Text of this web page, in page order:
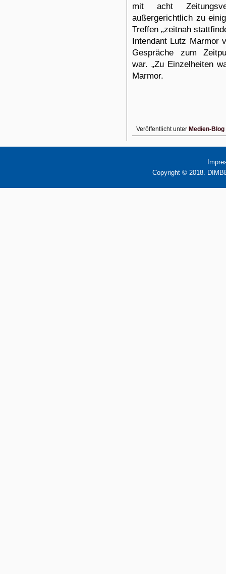
mit acht
außergerichtlich zu
Treffen „zeitnah
Intendant Lutz Marmor
Gespräche zum
war. „Zu Einzelheiten
Marmor.
Veröffentlicht unter Medien-Blog
Copyright © 2018.